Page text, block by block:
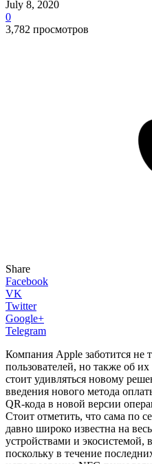
July 8, 2020
0
3,782 просмотров
Share
Facebook
VK
Twitter
Google+
Telegram
Компания Apple заботится не
пользователей, но также об
стоит удивляться новому
введения нового метода
QR-кода в новой версии
Стоит отметить, что сама по
давно широко известна на
устройствами и экосистемой,
поскольку в течение